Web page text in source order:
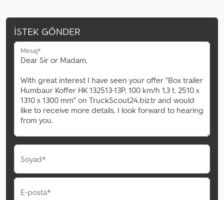
İSTEK GÖNDER
Mesaj*
Soyad*
E-posta*